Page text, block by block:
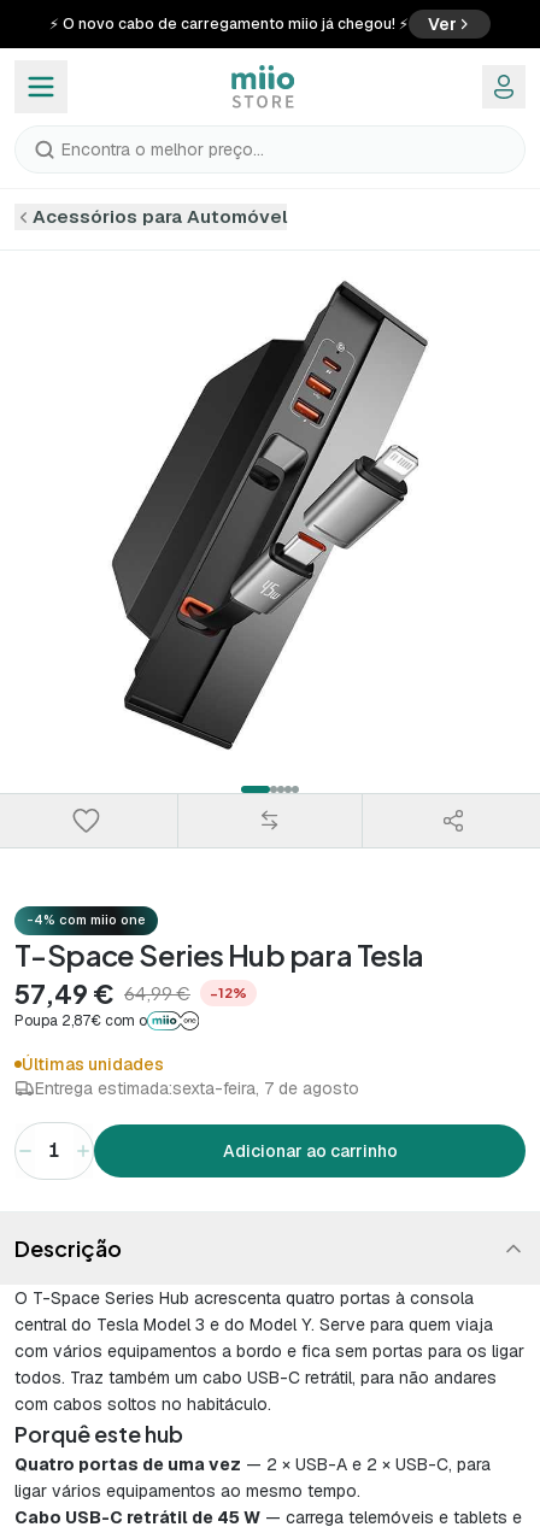
⚡ O novo cabo de carregamento miio já chegou! ⚡ Ver
Encontra o melhor preço...
Acessórios para Automóvel
-4% com miio one
T-Space Series Hub para Tesla
57,49 € 64,99 € −12%
Poupa 2,87€ com o
Últimas unidades
Entrega estimada:sexta-feira, 7 de agosto
1 Adicionar ao carrinho
Descrição
O T-Space Series Hub acrescenta quatro portas à consola
central do Tesla Model 3 e do Model Y. Serve para quem viaja
com vários equipamentos a bordo e fica sem portas para os ligar
todos. Traz também um cabo USB-C retrátil, para não andares
com cabos soltos no habitáculo.
Porquê este hub
Quatro portas de uma vez — 2 × USB-A e 2 × USB-C, para
ligar vários equipamentos ao mesmo tempo.
Cabo USB-C retrátil de 45 W — carrega telemóveis e tablets e